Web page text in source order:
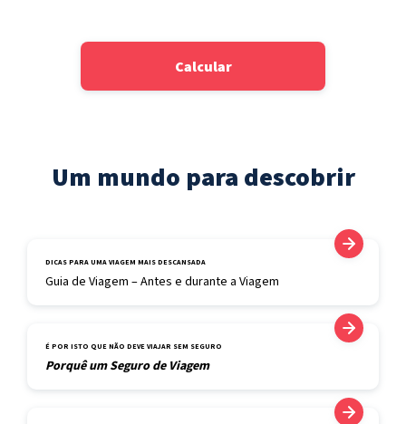
Calcular
Um mundo para descobrir
DICAS PARA UMA VIAGEM MAIS DESCANSADA
Guia de Viagem – Antes e durante a Viagem
É POR ISTO QUE NÃO DEVE VIAJAR SEM SEGURO
Porquê um Seguro de Viagem